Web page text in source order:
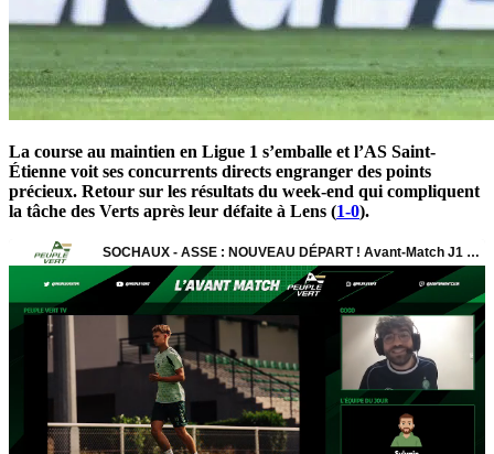
La course au maintien en Ligue 1 s’emballe et l’AS Saint-
Étienne voit ses concurrents directs engranger des points
précieux. Retour sur les résultats du week-end qui compliquent
la tâche des Verts après leur défaite à Lens (1-0).